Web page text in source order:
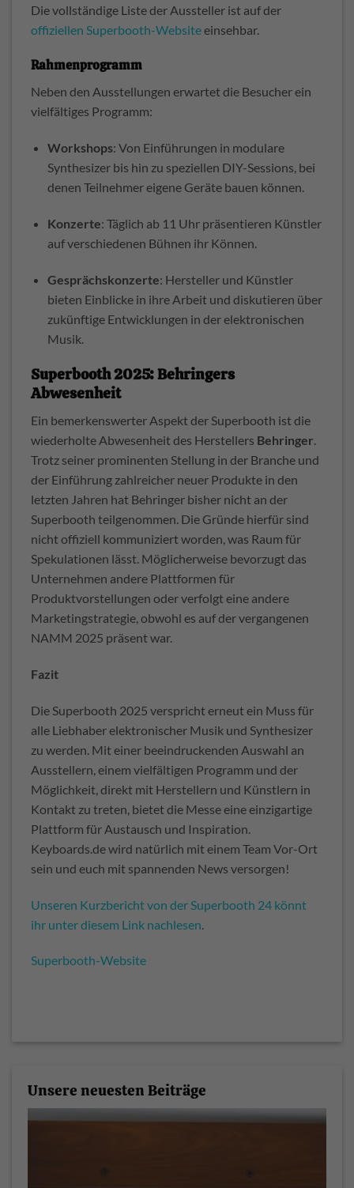
Die vollständige Liste der Aussteller ist auf der
offiziellen Superbooth-Websiteeinsehbar.
Rahmenprogramm
Neben den Ausstellungen erwartet die Besucher ein
vielfältiges Programm:
Workshops: Von Einführungen in modulare
Synthesizer bis hin zu speziellen DIY-Sessions, bei
denen Teilnehmer eigene Geräte bauen können.​
Konzerte: Täglich ab 11 Uhr präsentieren Künstler
auf verschiedenen Bühnen ihr Können.
Gesprächskonzerte: Hersteller und Künstler
bieten Einblicke in ihre Arbeit und diskutieren über
zukünftige Entwicklungen in der elektronischen
Musik.
Superbooth 2025: Behringers
Abwesenheit
Ein bemerkenswerter Aspekt der Superbooth ist die
wiederholte Abwesenheit des Herstellers Behringer.
Trotz seiner prominenten Stellung in der Branche und
der Einführung zahlreicher neuer Produkte in den
letzten Jahren hat Behringer bisher nicht an der
Superbooth teilgenommen. Die Gründe hierfür sind
nicht offiziell kommuniziert worden, was Raum für
Spekulationen lässt. Möglicherweise bevorzugt das
Unternehmen andere Plattformen für
Produktvorstellungen oder verfolgt eine andere
Marketingstrategie, obwohl es auf der vergangenen
NAMM 2025 präsent war.
Fazit
Die Superbooth 2025 verspricht erneut ein Muss für
alle Liebhaber elektronischer Musik und Synthesizer
zu werden. Mit einer beeindruckenden Auswahl an
Ausstellern, einem vielfältigen Programm und der
Möglichkeit, direkt mit Herstellern und Künstlern in
Kontakt zu treten, bietet die Messe eine einzigartige
Plattform für Austausch und Inspiration.
Keyboards.de wird natürlich mit einem Team Vor-Ort
sein und euch mit spannenden News versorgen!
Unseren Kurzbericht von der Superbooth 24 könnt
ihr unter diesem Link nachlesen
Superbooth-Website
Unsere neuesten Beiträge